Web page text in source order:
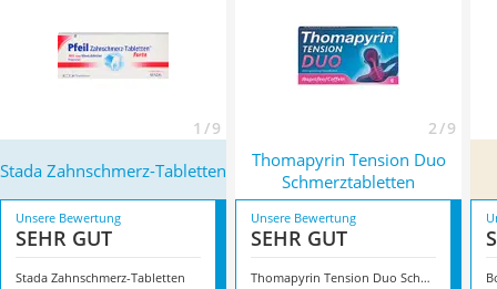
Tabletten* mit seinen Eigenschaften.
1 / 9 2 / 9
Stada Zahnschmerz-Tabletten
Thomapyrin Tension Duo
Schmerztabletten
Unsere Bewertung
SEHR GUT
Stada Zahnschmerz-Tabletten
Unsere Bewertung
SEHR GUT
Thomapyrin Tension Duo Schmerztabletten